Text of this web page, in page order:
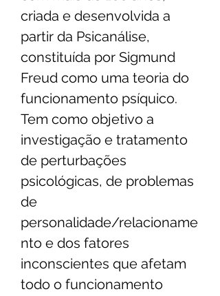
criada e desenvolvida a
partir da Psicanálise,
constituída por Sigmund
Freud como uma teoria do
funcionamento psíquico.
Tem como objetivo a
investigação e tratamento
de perturbações
psicológicas, de problemas
de
personalidade/relacioname
nto e dos fatores
inconscientes que afetam
todo o funcionamento